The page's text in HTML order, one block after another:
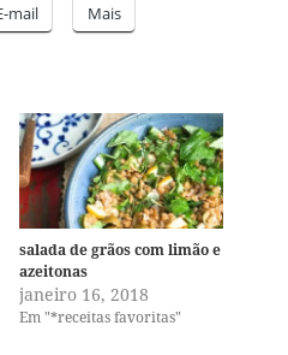
mail Mais
salada de grãos com limão e
azeitonas
janeiro 16, 2018
Em "*receitas favoritas"